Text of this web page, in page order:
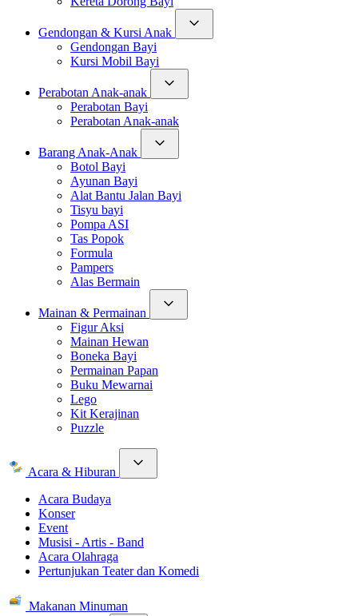
Gendongan & Kursi Anak
Gendongan Bayi
Kursi Mobil Bayi
Perabotan Anak-anak
Perabotan Bayi
Perabotan Anak-anak
Barang Anak-Anak
Botol Bayi
Ayunan Bayi
Alat Bantu Jalan Bayi
Tisyu bayi
Pompa ASI
Tas Popok
Formula
Pampers
Alas Bermain
Mainan & Permainan
Figur Aksi
Mainan Hewan
Boneka Bayi
Permainan Papan
Buku Mewarnai
Lego
Kit Kerajinan
Puzzle
Acara & Hiburan
Acara Budaya
Konser
Event
Musisi - Artis - Band
Acara Olahraga
Pertunjukan Teater dan Komedi
Makanan Minuman